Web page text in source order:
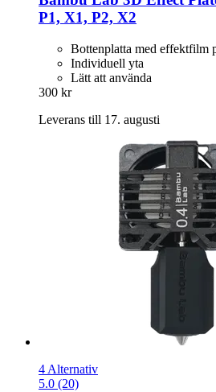
P1, X1, P2, X2
Bottenplatta med effektfilm
Individuell yta
Lätt att använda
300 kr
Leverans till 17. augusti
4 Alternativ
5.0 (20)